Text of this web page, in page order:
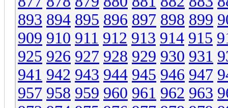
893 894 895 896 897 898 899
909 910 911 912 913 914 915
925 926 927 928 929 930 931
941 942 943 944 945 946 947
957 958 959 960 961 962 963